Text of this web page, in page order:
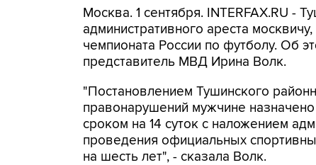
Москва. 1 сентября. INTERFAX.RU -
административного ареста
чемпионата России по футболу. Об
представитель МВД Ирина Волк.
"Постановлением Тушинского
правонарушений мужчине
сроком на 14 суток с наложением
проведения официальных
на шесть лет", - сказала Волк.